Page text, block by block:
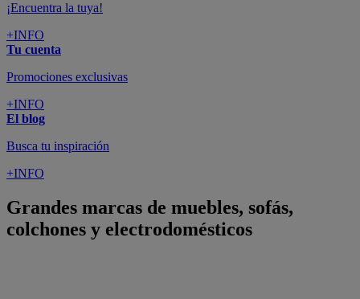
¡Encuentra la tuya!
+INFO
Tu cuenta
Promociones exclusivas
+INFO
El blog
Busca tu inspiración
+INFO
Grandes marcas de muebles, sofás,
colchones y electrodomésticos